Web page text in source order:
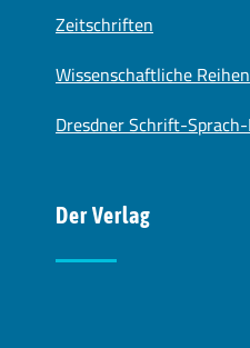
Zeitschriften
Wissenschaftliche Reihen
Dresdner Schrift-
Der Verlag